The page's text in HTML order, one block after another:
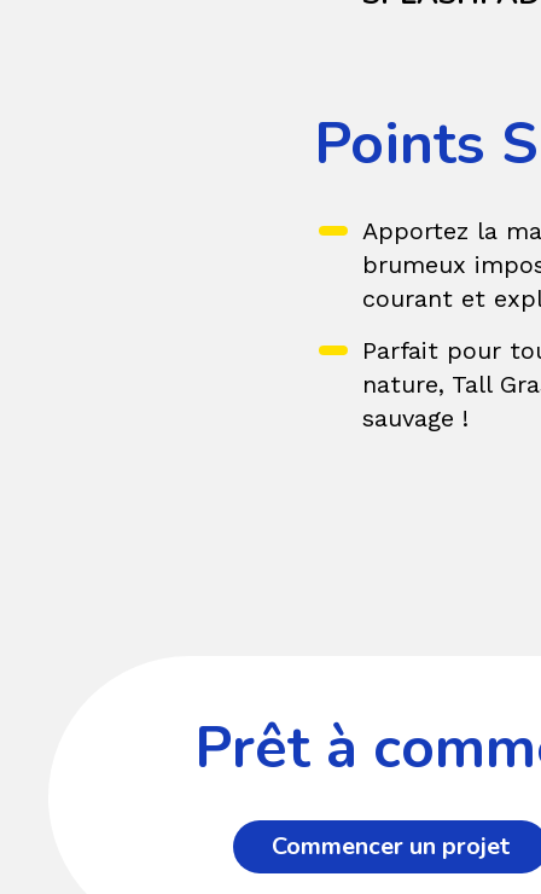
Points
Apportez la
brumeux
courant et
Parfait pour
nature, Tall
sauvage !
Prêt à
Commencer un projet